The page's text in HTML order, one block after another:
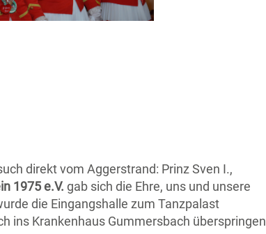
direkt vom Aggerstrand: Prinz Sven I.,
1975 e.V. gab sich die Ehre, uns und unsere
die Eingangshalle zum Tanzpalast
ins Krankenhaus Gummersbach überspringen